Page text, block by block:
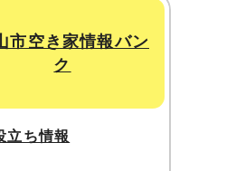
市空き家情報バン
ク
立ち情報